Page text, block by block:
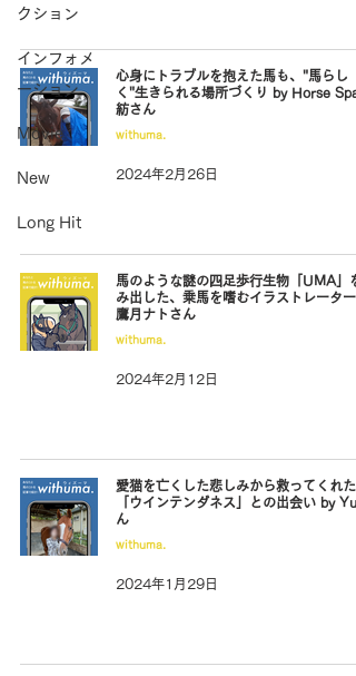
クション
インフォメ
ーション
Movie
New
Long Hit
心身にトラブルを抱えた馬も、"馬らし
く"生きられる場所づくり by Horse
紡さん
withuma.
2024年2月26日
馬のような謎の四足歩行生物「UMA」
み出した、乗馬を嗜むイラストレーター
鷹月ナトさん
withuma.
2024年2月12日
愛猫を亡くした悲しみから救ってくれた
「ウインテンダネス」との出会い by
ん
withuma.
2024年1月29日